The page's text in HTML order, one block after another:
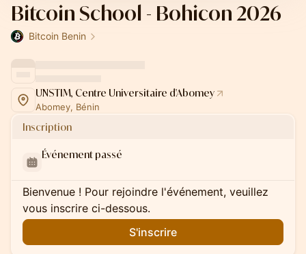
Bitcoin School - Bohicon 2026
Bitcoin Benin
UNSTIM, Centre Universitaire d'Abomey
Abomey, Bénin
Inscription
Événement passé
Bienvenue ! Pour rejoindre l'événement, veuillez
vous inscrire ci-dessous.
S'inscrire